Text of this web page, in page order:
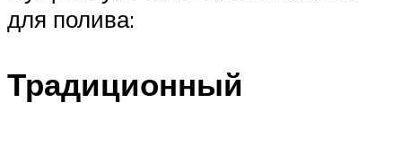
для полива:
Традиционный